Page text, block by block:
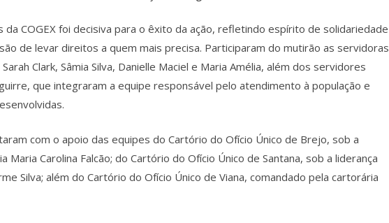
COGEX foi decisiva para o êxito da ação, refletindo espírito de solidariedade
de levar direitos a quem mais precisa. Participaram do mutirão as servidoras
Clark, Sâmia Silva, Danielle Maciel e Maria Amélia, além dos servidores
que integraram a equipe responsável pelo atendimento à população e
com o apoio das equipes do Cartório do Ofício Único de Brejo, sob a
Maria Carolina Falcão; do Cartório do Ofício Único de Santana, sob a liderança
Silva; além do Cartório do Ofício Único de Viana, comandado pela cartorária